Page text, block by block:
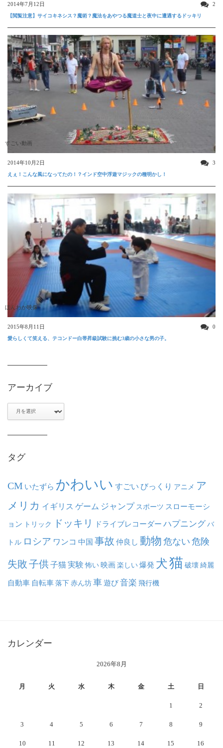
2014年7月12日 2
【閲覧注意】サイコキネシス？魔術？魔法をあやつる魔道士と夜中に遭遇するドッキリ
すごい動画
2014年10月2日 3
えぇ！こんな風になってたの！？インド空中浮遊マジックの種明かし！
ほんわか映像
2015年8月11日 0
愛らしくて笑える、テコンドー白帯昇級試験に挑む3歳の小さな男の子。
アーカイブ
タグ
CM いたずら かわいい すごい びっくり アニメ ア
メリカ イギリス ゲーム ジャンプ スポーツ スローモーシ
ョン トリック ドッキリ ドライブレコーダー ハプニング バ
トル ロシア ワンコ 中国 事故 仲良し 動物 危ない 危険
失敗子供子猫実験 怖い映画楽しい爆発 犬猫 破壊綺麗
自動車 自転車落下赤ん坊車遊び音楽 飛行機
カレンダー
2026年8月
月 火 水 木 金 土 日
1 2
3 4 5 6 7 8 9
10 11 12 13 14 15 16